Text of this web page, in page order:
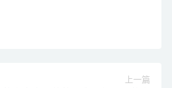
上一篇